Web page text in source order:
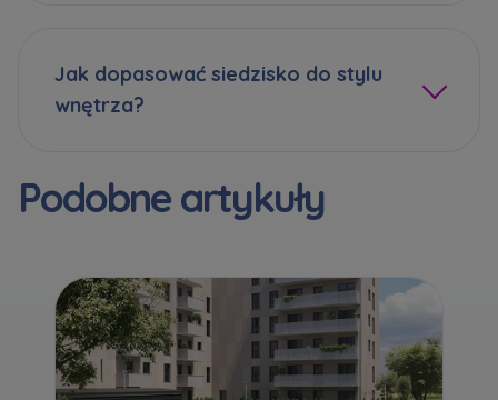
Jak dopasować siedzisko do stylu
wnętrza?
Podobne artykuły